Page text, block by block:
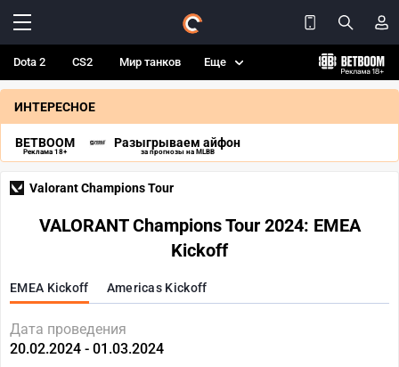
Dota 2 CS2 Мир танков Еще
ИНТЕРЕСНОЕ
BETBOOM
Реклама 18+
Разыгрываем айфон
за прогнозы на MLBB
Valorant Champions Tour
VALORANT Champions Tour 2024: EMEA
Kickoff
EMEA Kickoff Americas Kickoff
Дата проведения
20.02.2024 - 01.03.2024